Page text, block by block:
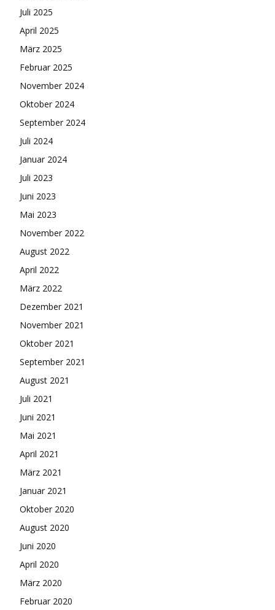
Juli 2025
April 2025
März 2025
Februar 2025
November 2024
Oktober 2024
September 2024
Juli 2024
Januar 2024
Juli 2023
Juni 2023
Mai 2023
November 2022
August 2022
April 2022
März 2022
Dezember 2021
November 2021
Oktober 2021
September 2021
August 2021
Juli 2021
Juni 2021
Mai 2021
April 2021
März 2021
Januar 2021
Oktober 2020
August 2020
Juni 2020
April 2020
März 2020
Februar 2020